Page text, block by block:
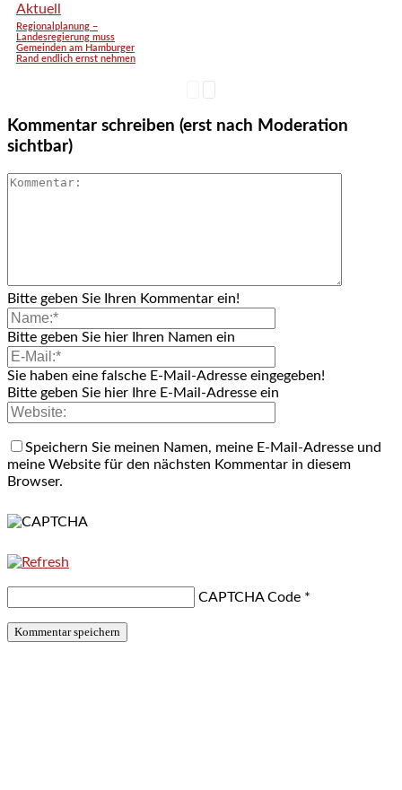
Aktuell
Regionalplanung –
Landesregierung muss
Gemeinden am Hamburger
Rand endlich ernst nehmen
Kommentar schreiben (erst nach Moderation
sichtbar)
Bitte geben Sie Ihren Kommentar ein!
Bitte geben Sie hier Ihren Namen ein
Sie haben eine falsche E-Mail-Adresse eingegeben!
Bitte geben Sie hier Ihre E-Mail-Adresse ein
Speichern Sie meinen Namen, meine E-Mail-Adresse und
meine Website für den nächsten Kommentar in diesem
Browser.
CAPTCHA Code *